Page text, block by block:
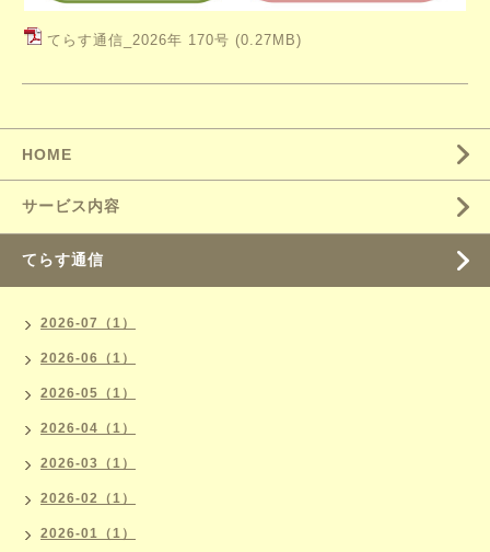
てらす通信_2026年 170号 (0.27MB)
HOME
サービス内容
てらす通信
2026-07（1）
2026-06（1）
2026-05（1）
2026-04（1）
2026-03（1）
2026-02（1）
2026-01（1）